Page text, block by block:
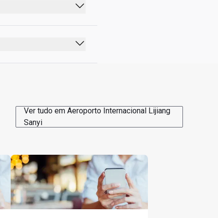
Ver tudo em Aeroporto Internacional Lijiang
Sanyi